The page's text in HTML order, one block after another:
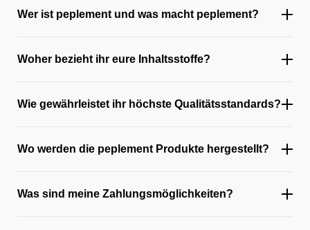
Wer ist peplement und was macht peplement?
Woher bezieht ihr eure Inhaltsstoffe?
Wie gewährleistet ihr höchste Qualitätsstandards?
Wo werden die peplement Produkte hergestellt?
Was sind meine Zahlungsmöglichkeiten?